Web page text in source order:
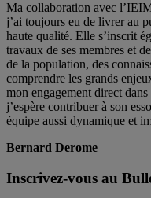
Ma collaboration avec
j’ai toujours eu de livrer au
haute qualité. Elle s’inscrit
travaux de ses membres et
de la population, des
comprendre les grands
mon engagement direct
j’espère contribuer à son
équipe aussi dynamique et
Bernard Derome
Inscrivez-vous au